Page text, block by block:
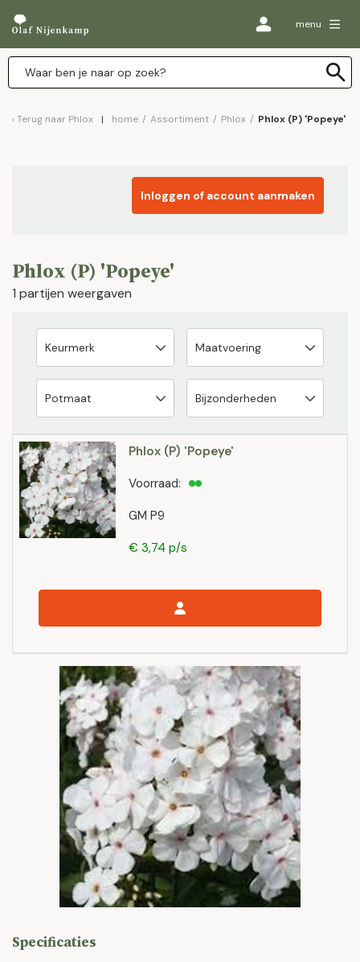
menu
Terug naar Phlox home / Assortiment / Phlox / Phlox (P) 'Popeye'
Inloggen of account aanmaken
Phlox (P) 'Popeye'
1 partijen weergaven
Phlox (P) 'Popeye'
GM P9
Voorraad:
€ 3,74 p/s
Specificaties